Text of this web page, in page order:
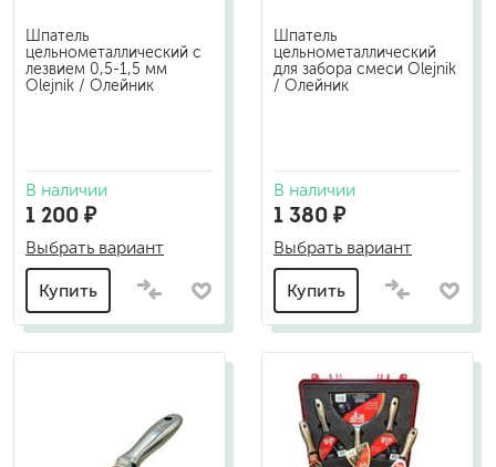
Шпатель
цельнометаллический с
лезвием 0,5-1,5 мм
Olejnik / Олейник
В наличии
1 200 ₽
Выбрать вариант
Купить
Шпатель
цельнометаллический
для забора смеси Olejnik
/ Олейник
В наличии
1 380 ₽
Выбрать вариант
Купить